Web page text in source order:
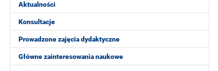
Aktualności
Konsultacje
Prowadzone zajęcia dydaktyczne
Główne zainteresowania naukowe